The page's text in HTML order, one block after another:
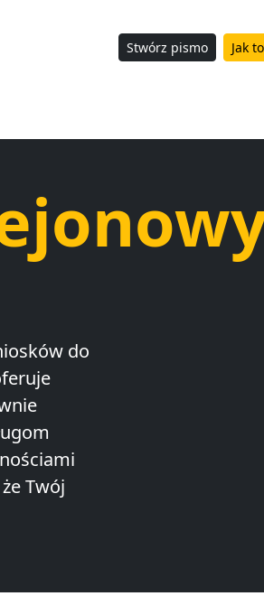
Stwórz pismo Jak
do
Twój